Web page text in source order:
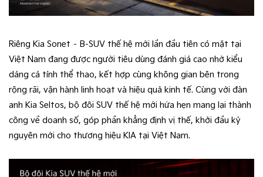
Riêng Kia Sonet – B-SUV thế hệ mới lần đầu tiên có mặt tại
Việt Nam đang được người tiêu dùng đánh giá cao nhờ kiểu
dáng cá tính thể thao, kết hợp cùng không gian bên trong
rộng rãi, vận hành linh hoạt và hiệu quả kinh tế. Cùng với đàn
anh Kia Seltos, bộ đôi SUV thế hệ mới hứa hẹn mang lại thành
công về doanh số, góp phần khẳng định vị thế, khởi đầu kỷ
nguyên mới cho thương hiệu KIA tại Việt Nam.